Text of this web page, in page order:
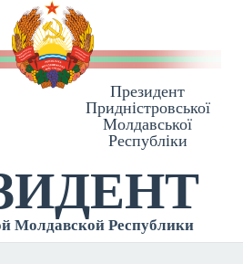
Президент
Приднiстровської
Молдавської
Республiки
Молдавской Республики